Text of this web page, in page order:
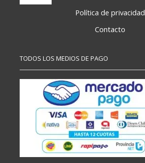
Política de privacidad
Contacto
TODOS LOS MEDIOS DE PAGO